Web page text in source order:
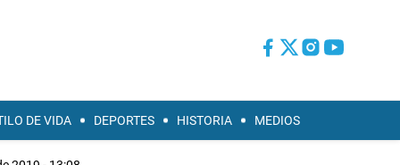
DE VIDA DEPORTES HISTORIA MEDIOS